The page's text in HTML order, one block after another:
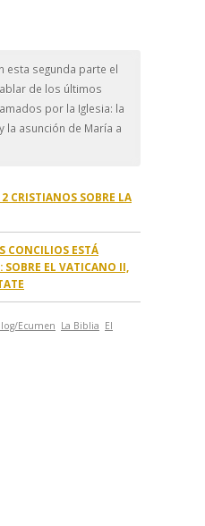
esta segunda parte el
de los últimos
por la Iglesia: la
la asunción de María a
CRISTIANOS SOBRE LA
CONCILIOS ESTÁ
SOBRE EL VATICANO II,
Ecumen La Biblia El